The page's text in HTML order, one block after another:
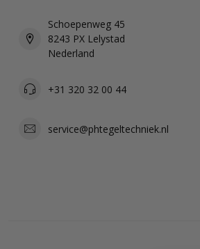
Schoepenweg 45
8243 PX Lelystad
Nederland
+31 320 32 00 44
service@phtegeltechniek.nl